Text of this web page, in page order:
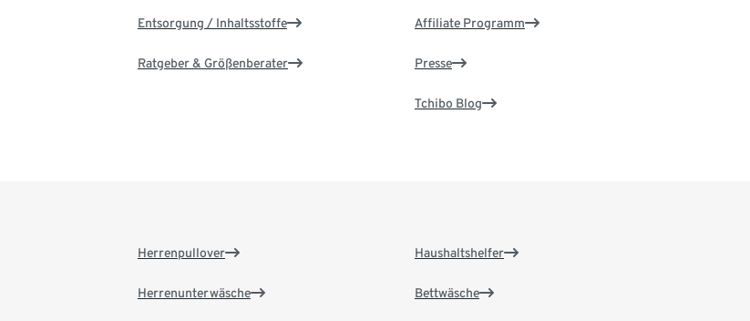
Entsorgung / Inhaltsstoffe
Ratgeber & Größenberater
Affiliate Programm
Presse
Tchibo Blog
Herrenpullover
Herrenunterwäsche
Haushaltshelfer
Bettwäsche